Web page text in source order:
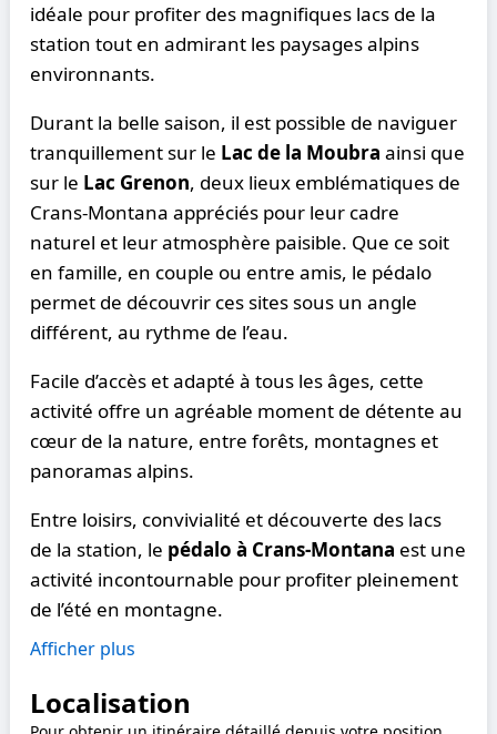
idéale pour profiter des magnifiques lacs de la
station tout en admirant les paysages alpins
environnants.
Durant la belle saison, il est possible de naviguer
tranquillement sur le Lac de la Moubra ainsi que
sur le Lac Grenon, deux lieux emblématiques de
Crans-Montana appréciés pour leur cadre
naturel et leur atmosphère paisible. Que ce soit
en famille, en couple ou entre amis, le pédalo
permet de découvrir ces sites sous un angle
différent, au rythme de l’eau.
Facile d’accès et adapté à tous les âges, cette
activité offre un agréable moment de détente au
cœur de la nature, entre forêts, montagnes et
panoramas alpins.
Entre loisirs, convivialité et découverte des lacs
de la station, le pédalo à Crans-Montana est une
activité incontournable pour profiter pleinement
de l’été en montagne.
Afficher plus
Localisation